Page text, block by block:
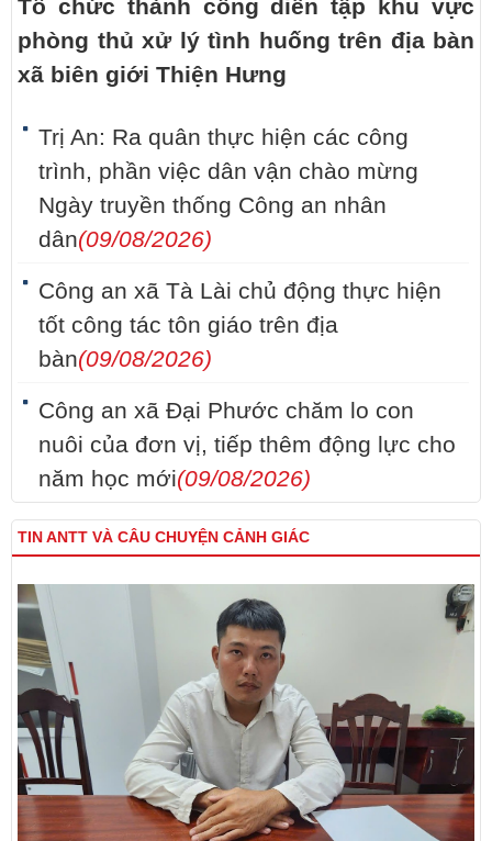
Tổ chức thành công diễn tập khu vực
phòng thủ xử lý tình huống trên địa bàn
xã biên giới Thiện Hưng
Trị An: Ra quân thực hiện các công
trình, phần việc dân vận chào mừng
Ngày truyền thống Công an nhân
dân(09/08/2026)
Công an xã Tà Lài chủ động thực hiện
tốt công tác tôn giáo trên địa
bàn(09/08/2026)
Công an xã Đại Phước chăm lo con
nuôi của đơn vị, tiếp thêm động lực cho
năm học mới(09/08/2026)
TIN ANTT VÀ CÂU CHUYỆN CẢNH GIÁC